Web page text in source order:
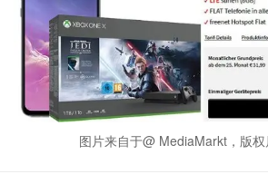
图片来自于@ MediaMarkt，版